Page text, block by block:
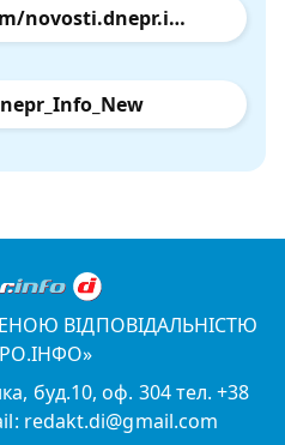
facebook.com/novosti.dnepr.info
ВІДПОВІДАЛЬНІСТЮ
буд.10, оф. 304 тел. +38
redakt.di@gmail.com